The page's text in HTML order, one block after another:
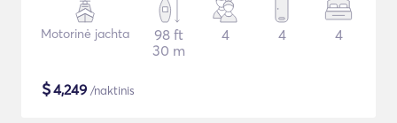
Motorinė jachta
98 ft
30 m
4 4 4
$4,249 /naktinis